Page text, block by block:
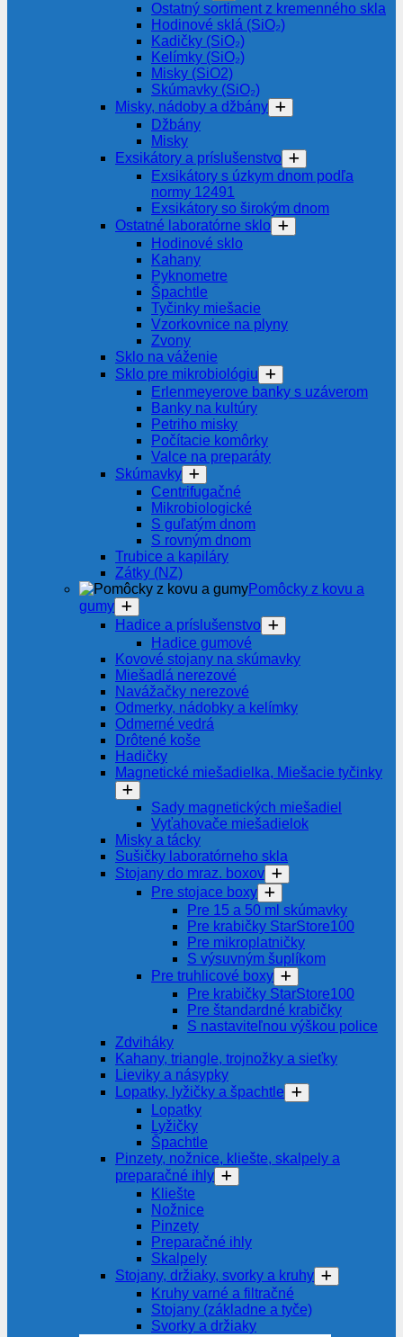
Ostatný sortiment z kremenného skla
Hodinové sklá (SiO₂)
Kadičky (SiO₂)
Kelímky (SiO₂)
Misky (SiO2)
Skúmavky (SiO₂)
Misky, nádoby a džbány
Džbány
Misky
Exsikátory a príslušenstvo
Exsikátory s úzkym dnom podľa
normy 12491
Exsikátory so širokým dnom
Ostatné laboratórne sklo
Hodinové sklo
Kahany
Pyknometre
Špachtle
Tyčinky miešacie
Vzorkovnice na plyny
Zvony
Sklo na váženie
Sklo pre mikrobiológiu
Erlenmeyerove banky s uzáverom
Banky na kultúry
Petriho misky
Počítacie komôrky
Valce na preparáty
Skúmavky
Centrifugačné
Mikrobiologické
S guľatým dnom
S rovným dnom
Trubice a kapiláry
Zátky (NZ)
Pomôcky z kovu a
gumy
Hadice a príslušenstvo
Hadice gumové
Kovové stojany na skúmavky
Miešadlá nerezové
Navážačky nerezové
Odmerky, nádobky a kelímky
Odmerné vedrá
Drôtené koše
Hadičky
Magnetické miešadielka, Miešacie tyčinky
Sady magnetických miešadiel
Vyťahovače miešadielok
Misky a tácky
Sušičky laboratórneho skla
Stojany do mraz. boxov
Pre stojace boxy
Pre 15 a 50 ml skúmavky
Pre krabičky StarStore100
Pre mikroplatničky
S výsuvným šuplíkom
Pre truhlicové boxy
Pre krabičky StarStore100
Pre štandardné krabičky
S nastaviteľnou výškou police
Zdviháky
Kahany, triangle, trojnožky a sieťky
Lieviky a násypky
Lopatky, lyžičky a špachtle
Lopatky
Lyžičky
Špachtle
Pinzety, nožnice, kliešte, skalpely a
preparačné ihly
Kliešte
Nožnice
Pinzety
Preparačné ihly
Skalpely
Stojany, držiaky, svorky a kruhy
Kruhy varné a filtračné
Stojany (základne a tyče)
Svorky a držiaky